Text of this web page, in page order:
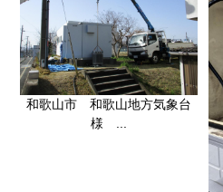
和歌山市 和歌山地方気象台
様 ...